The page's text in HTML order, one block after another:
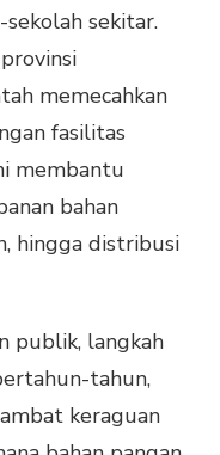
sekitar.
memecahkan
fasilitas
membantu
bahan
hingga distribusi
publik, langkah
tahun,
keraguan